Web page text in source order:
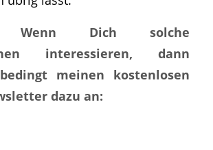
Wenn Dich solche
interessieren, dann
meinen kostenlosen
dazu an: